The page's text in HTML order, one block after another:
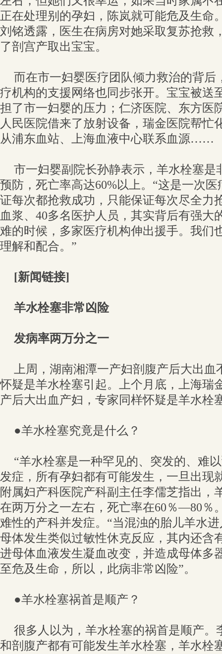
正在处理别的孕妇，陈岚就可能危及生命
刘铭透露，医生在病房对她采取复苏抢救
了剖宫产取出宝宝。
而在市一妇婴医疗团队倾力救治的背后
疗机构的支援网络也同步张开。宝宝被送
担了市一妇婴的压力；仁济医院、东方医
人民医院借来了放射设备，瑞金医院帮忙
从浦东血站、上海血液中心联系血源……
市一妇婴副院长孙静表示，羊水栓塞是
预防，死亡率高达60%以上。“这是一次
证每次都抢救成功，只能保证每次尽全力
血浆、40多名医护人员，其实背后有强大
难的时候，多家医疗机构伸出援手。我们
理解和配合。”
[新闻链接]
羊水栓塞非常凶险
发病率两万分之一
上周，湖南湘潭一产妇剖腹产后大出
怀疑是羊水栓塞引起。上个月底，上海瑞
产后大出血产妇，专家同样怀疑是羊水栓
●羊水栓塞究竟是什么？
“羊水栓塞是一种罕见的、突发的、难
发症，所有孕妇都有可能发生，一旦出现
附属妇产科医院产科副主任李儒芝指出，
在两万分之一左右，死亡率在60％—80％
难性的产科并发症。“当混浊的胎儿羊水
母体发生类似过敏性休克反应，其内还含
进母体血液发生凝血改变，并造成母体多
至危及生命，所以，此病非常凶险”。
●羊水栓塞祸首是顺产？
很多人以为，羊水栓塞的祸首是顺产。
和剖腹产都有可能发生羊水栓塞，羊水栓